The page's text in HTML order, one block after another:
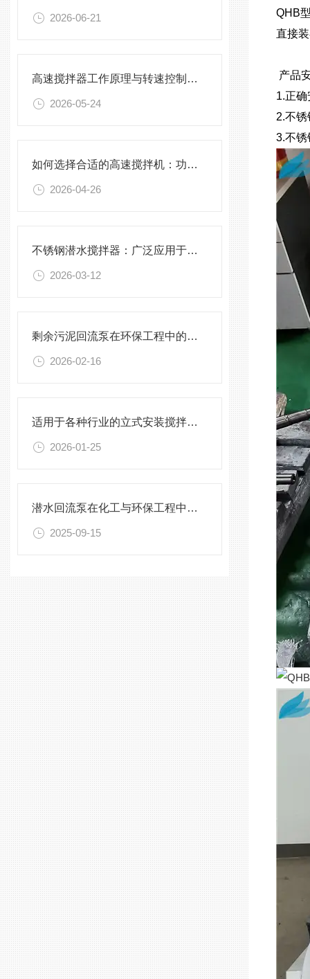
2026-06-21
高速搅拌器工作原理与转速控制技术分析
2026-05-24
如何选择合适的高速搅拌机：功率、转速、搅拌桨叶与物料适配性分析
2026-04-26
不锈钢潜水搅拌器：广泛应用于污水处理与化学工程
2026-03-12
剩余污泥回流泵在环保工程中的应用前景
2026-02-16
适用于各种行业的立式安装搅拌机选型指南
2026-01-25
潜水回流泵在化工与环保工程中的关键作用
2025-09-15
QHB
直接
产品
1.正
2.不
3.不